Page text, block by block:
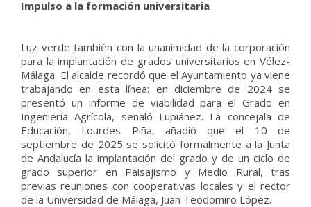
Impulso a la formación universitaria
Luz verde también con la unanimidad de la corporación
para la implantación de grados universitarios en Vélez-
Málaga. El alcalde recordó que el Ayuntamiento ya viene
trabajando en esta línea: en diciembre de 2024 se
presentó un informe de viabilidad para el Grado en
Ingeniería Agrícola, señaló Lupiáñez. La concejala de
Educación, Lourdes Piña, añadió que el 10 de
septiembre de 2025 se solicitó formalmente a la Junta
de Andalucía la implantación del grado y de un ciclo de
grado superior en Paisajismo y Medio Rural, tras
previas reuniones con cooperativas locales y el rector
de la Universidad de Málaga, Juan Teodomiro López.